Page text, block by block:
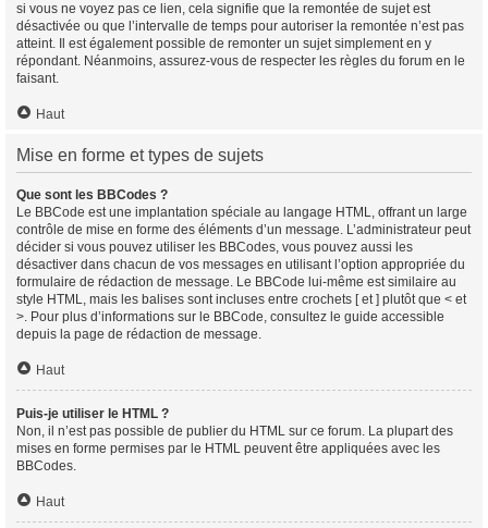
si vous ne voyez pas ce lien, cela signifie que la remontée de sujet est
désactivée ou que l’intervalle de temps pour autoriser la remontée n’est pas
atteint. Il est également possible de remonter un sujet simplement en y
répondant. Néanmoins, assurez-vous de respecter les règles du forum en le
faisant.
Haut
Mise en forme et types de sujets
Que sont les BBCodes ?
Le BBCode est une implantation spéciale au langage HTML, offrant un large
contrôle de mise en forme des éléments d’un message. L’administrateur peut
décider si vous pouvez utiliser les BBCodes, vous pouvez aussi les
désactiver dans chacun de vos messages en utilisant l’option appropriée du
formulaire de rédaction de message. Le BBCode lui-même est similaire au
style HTML, mais les balises sont incluses entre crochets [ et ] plutôt que < et
>. Pour plus d’informations sur le BBCode, consultez le guide accessible
depuis la page de rédaction de message.
Haut
Puis-je utiliser le HTML ?
Non, il n’est pas possible de publier du HTML sur ce forum. La plupart des
mises en forme permises par le HTML peuvent être appliquées avec les
BBCodes.
Haut